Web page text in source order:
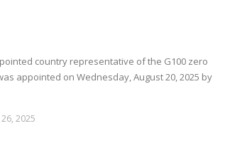
country representative of the G100 zero
appointed on Wednesday, August 20, 2025 by
2025